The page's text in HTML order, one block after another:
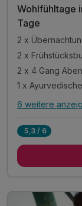
Wohlfühltage
Tage
2 x
2 x
2 x 4 Gang
1 x
Alle
1 x
6 weitere
5,3 / 6